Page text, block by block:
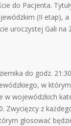
do Pacjenta.
(II etap),
uroczystej Gali na
do godz.
w
w wojewódzkich
Zwycięzcy z
głosować